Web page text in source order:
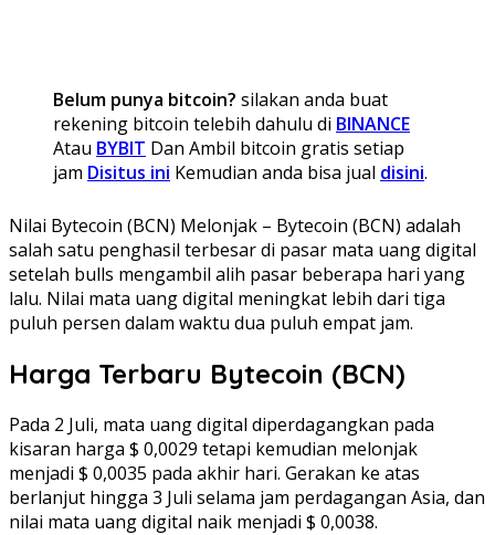
Belum punya bitcoin? silakan anda buat
rekening bitcoin telebih dahulu di BINANCE
Atau BYBIT Dan Ambil bitcoin gratis setiap
jam Disitus ini Kemudian anda bisa jual disini.
Nilai Bytecoin (BCN) Melonjak – Bytecoin (BCN) adalah
salah satu penghasil terbesar di pasar mata uang digital
setelah bulls mengambil alih pasar beberapa hari yang
lalu. Nilai mata uang digital meningkat lebih dari tiga
puluh persen dalam waktu dua puluh empat jam.
Harga Terbaru Bytecoin (BCN)
Pada 2 Juli, mata uang digital diperdagangkan pada
kisaran harga $ 0,0029 tetapi kemudian melonjak
menjadi $ 0,0035 pada akhir hari. Gerakan ke atas
berlanjut hingga 3 Juli selama jam perdagangan Asia, dan
nilai mata uang digital naik menjadi $ 0,0038.